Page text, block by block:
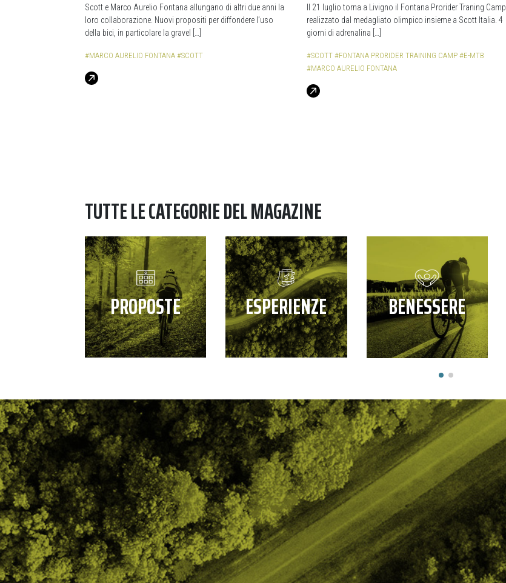
Scott e Marco Aurelio Fontana allungano di altri due anni la
loro collaborazione. Nuovi propositi per diffondere l’uso
della bici, in particolare la gravel […]
#MARCO AURELIO FONTANA #SCOTT
Il 21 luglio torna a Livigno il Fontana Prorider Traning Camp,
realizzato dal medagliato olimpico insieme a Scott Italia. 4
giorni di adrenalina […]
#SCOTT #FONTANA PRORIDER TRAINING CAMP #E-MTB
#MARCO AURELIO FONTANA
TUTTE LE CATEGORIE DEL MAGAZINE
PROPOSTE ESPERIENZE BENESSERE